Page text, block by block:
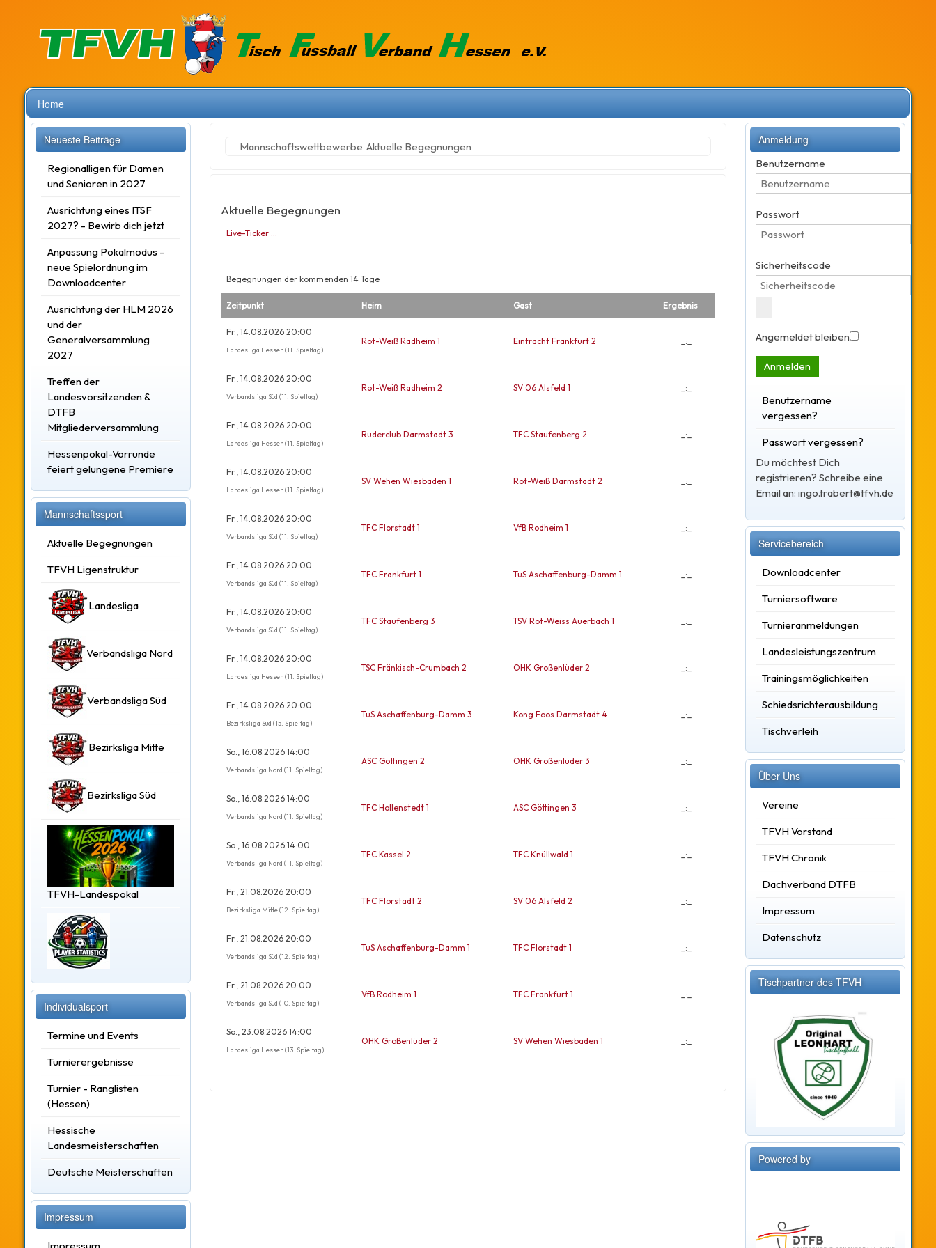
Home
Neueste Beiträge
Regionalligen für Damen
und Senioren in 2027
Ausrichtung eines ITSF
2027? - Bewirb dich jetzt
Anpassung Pokalmodus -
neue Spielordnung im
Downloadcenter
Ausrichtung der HLM 2026
und der
Generalversammlung
2027
Treffen der
Landesvorsitzenden &
DTFB
Mitgliederversammlung
Hessenpokal-Vorrunde
feiert gelungene Premiere
Mannschaftssport
Aktuelle Begegnungen
TFVH Ligenstruktur
Landesliga
Verbandsliga Nord
Verbandsliga Süd
Bezirksliga Mitte
Bezirksliga Süd
TFVH-Landespokal
Individualsport
Termine und Events
Turnierergebnisse
Turnier - Ranglisten
(Hessen)
Hessische
Landesmeisterschaften
Deutsche Meisterschaften
Impressum
Mannschaftswettbewerbe Aktuelle Begegnungen
Aktuelle Begegnungen
Live-Ticker …
Begegnungen der kommenden 14 Tage
Zeitpunkt Heim Gast Ergebnis
Fr., 14.08.2026 20:00
Landesliga Hessen (11. Spieltag)
Rot-Weiß Radheim 1 Eintracht Frankfurt 2 _:_
Fr., 14.08.2026 20:00
Verbandsliga Süd (11. Spieltag)
Rot-Weiß Radheim 2 SV 06 Alsfeld 1 _:_
Fr., 14.08.2026 20:00
Landesliga Hessen (11. Spieltag)
Ruderclub Darmstadt 3 TFC Staufenberg 2 _:_
Fr., 14.08.2026 20:00
Landesliga Hessen (11. Spieltag)
SV Wehen Wiesbaden 1 Rot-Weiß Darmstadt 2 _:_
Fr., 14.08.2026 20:00
Verbandsliga Süd (11. Spieltag)
TFC Florstadt 1 VfB Rodheim 1 _:_
Fr., 14.08.2026 20:00
Verbandsliga Süd (11. Spieltag)
TFC Frankfurt 1 TuS Aschaffenburg-Damm 1 _:_
Fr., 14.08.2026 20:00
Verbandsliga Süd (11. Spieltag)
TFC Staufenberg 3 TSV Rot-Weiss Auerbach 1 _:_
Fr., 14.08.2026 20:00
Landesliga Hessen (11. Spieltag)
TSC Fränkisch-Crumbach 2 OHK Großenlüder 2 _:_
Fr., 14.08.2026 20:00
Bezirksliga Süd (15. Spieltag)
TuS Aschaffenburg-Damm 3 Kong Foos Darmstadt 4 _:_
So., 16.08.2026 14:00
Verbandsliga Nord (11. Spieltag)
ASC Göttingen 2 OHK Großenlüder 3 _:_
So., 16.08.2026 14:00
Verbandsliga Nord (11. Spieltag)
TFC Hollenstedt 1 ASC Göttingen 3 _:_
So., 16.08.2026 14:00
Verbandsliga Nord (11. Spieltag)
TFC Kassel 2 TFC Knüllwald 1 _:_
Fr., 21.08.2026 20:00
Bezirksliga Mitte (12. Spieltag)
TFC Florstadt 2 SV 06 Alsfeld 2 _:_
Fr., 21.08.2026 20:00
Verbandsliga Süd (12. Spieltag)
TuS Aschaffenburg-Damm 1 TFC Florstadt 1 _:_
Fr., 21.08.2026 20:00
Verbandsliga Süd (10. Spieltag)
VfB Rodheim 1 TFC Frankfurt 1 _:_
So., 23.08.2026 14:00
Landesliga Hessen (13. Spieltag)
OHK Großenlüder 2 SV Wehen Wiesbaden 1 _:_
Anmeldung
Benutzername
Passwort
Sicherheitscode
Angemeldet bleiben
Anmelden
Benutzername
vergessen?
Passwort vergessen?
Du möchtest Dich
registrieren? Schreibe eine
Email an: ingo.trabert@tfvh.de
Servicebereich
Downloadcenter
Turniersoftware
Turnieranmeldungen
Landesleistungszentrum
Trainingsmöglichkeiten
Schiedsrichterausbildung
Tischverleih
Über Uns
Vereine
TFVH Vorstand
TFVH Chronik
Dachverband DTFB
Impressum
Datenschutz
Tischpartner des TFVH
Powered by